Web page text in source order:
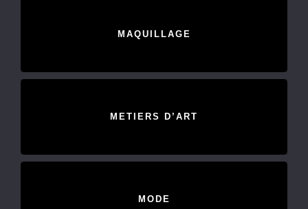
MAQUILLAGE
METIERS D’ART
MODE